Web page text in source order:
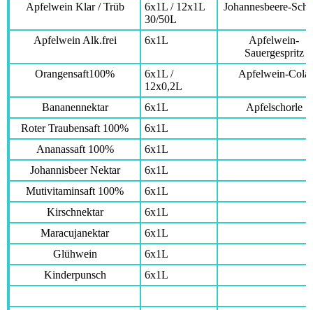
Apfelwein Klar / Trüb
6x1L / 12x1L
30/50L
Johannesbeere-
Apfelwein Alk.frei 6x1L
Apfelwein-
Sauergespritz
Orangensaft100%
6x1L /
12x0,2L
Apfelwein-Cola
Bananennektar 6x1L
Apfelschorle
Roter Traubensaft 100%
6x1L
Ananassaft 100%
6x1L
Johannisbeer Nektar
6x1L
Mutivitaminsaft 100%
6x1L
Kirschnektar
6x1L
Maracujanektar
6x1L
Glühwein
6x1L
Kinderpunsch
6x1L